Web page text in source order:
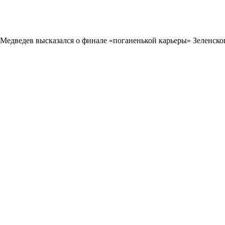
Медведев высказался о финале «поганенькой карьеры»